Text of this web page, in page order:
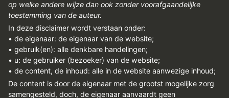
op welke andere wijze dan ook zonder voorafgaandelijke
toestemming van de auteur.
In deze disclaimer wordt verstaan onder:
• de eigenaar: de eigenaar van de website;
• gebruik(en): alle denkbare handelingen;
• u: de gebruiker (bezoeker) van de website;
• de content, de inhoud: alle in de website aanwezige inhoud;
De content is door de eigenaar met de grootst mogelijke zorg
samengesteld, doch, de eigenaar aanvaardt geen